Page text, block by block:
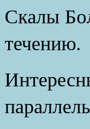
Скалы
течению.